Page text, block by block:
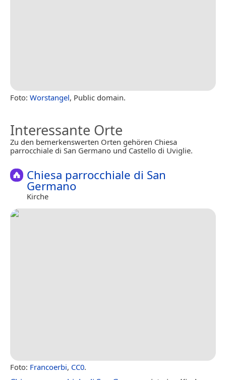
Foto: Worstangel, Public domain.
Interessante Orte
Zu den bemerkenswerten Orten gehören Chiesa
parrocchiale di San Germano und Castello di Uviglie.
Chiesa parrocchiale di San
Germano
Kirche
Foto: Francoerbi, CC0.